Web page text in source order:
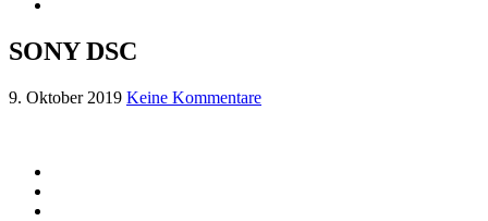
SONY DSC
9. Oktober 2019 Keine Kommentare